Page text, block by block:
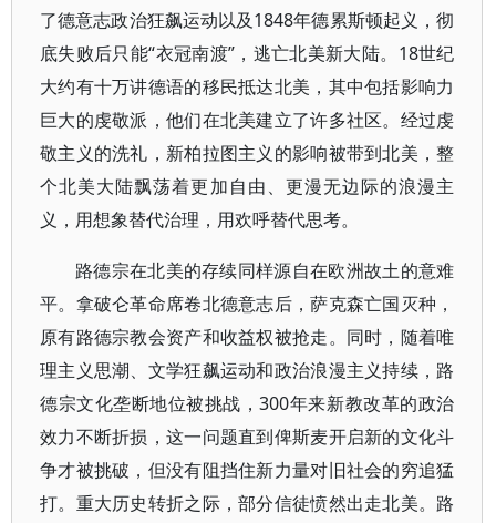
了德意志政治狂飙运动以及1848年德累斯顿起义，彻
底失败后只能“衣冠南渡”，逃亡北美新大陆。18世纪
大约有十万讲德语的移民抵达北美，其中包括影响力
巨大的虔敬派，他们在北美建立了许多社区。经过虔
敬主义的洗礼，新柏拉图主义的影响被带到北美，整
个北美大陆飘荡着更加自由、更漫无边际的浪漫主
义，用想象替代治理，用欢呼替代思考。
路德宗在北美的存续同样源自在欧洲故土的意难
平。拿破仑革命席卷北德意志后，萨克森亡国灭种，
原有路德宗教会资产和收益权被抢走。同时，随着唯
理主义思潮、文学狂飙运动和政治浪漫主义持续，路
德宗文化垄断地位被挑战，300年来新教改革的政治
效力不断折损，这一问题直到俾斯麦开启新的文化斗
争才被挑破，但没有阻挡住新力量对旧社会的穷追猛
打。重大历史转折之际，部分信徒愤然出走北美。路